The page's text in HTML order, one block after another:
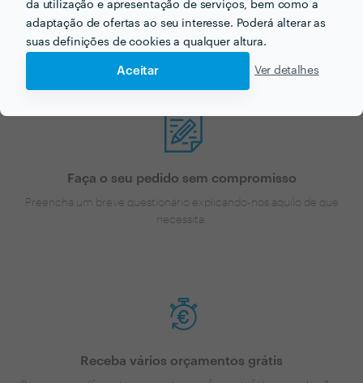
da utilização e apresentação de serviços, bem como a
adaptação de ofertas ao seu interesse. Poderá alterar as
suas definições de cookies a qualquer altura.
Aceitar Ver detalhes
o profissional certo para si!
Faça o seu pedido sem compromisso
Preencha um breve questionário explicando-nos aquilo de que
necessita.
Receba vários orçamentos grátis